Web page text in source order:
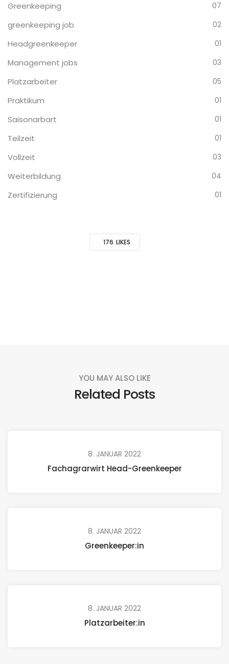
Greenkeeping 07
greenkeeping job 02
Headgreenkeeper 01
Management jobs 03
Platzarbeiter 05
Praktikum 01
Saisonarbart 01
Teilzeit 01
Vollzeit 03
Weiterbildung 04
Zertifizierung 01
176 LIKES
YOU MAY ALSO LIKE
Related Posts
8. JANUAR 2022
Fachagrarwirt Head-Greenkeeper
8. JANUAR 2022
Greenkeeper:in
8. JANUAR 2022
Platzarbeiter:in